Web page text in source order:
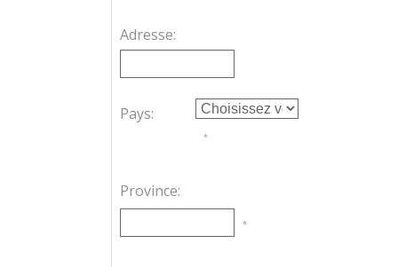
Adresse:
Pays:
*
Province:
*